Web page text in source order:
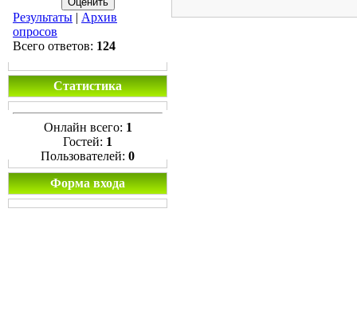
Результаты | Архив
опросов
Всего ответов: 124
Статистика
Онлайн всего: 1
Гостей: 1
Пользователей: 0
Форма входа